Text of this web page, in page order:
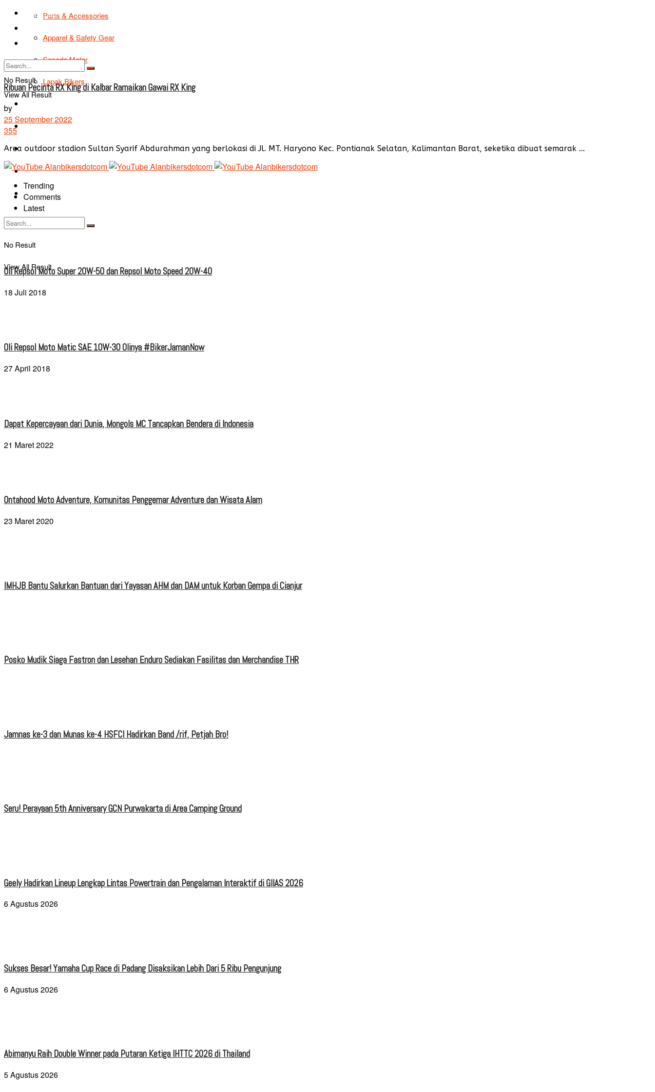
Parts & Accessories
Apparel & Safety Gear
Sepeda Motor
Lapak Bikers
Road Safety
TIPS & TRIK
Bikers Cars
Tentang Kami
No Result
View All Result
TIPS & TRIK
Tentang Kami
No Result
View All Result
Ribuan Pecinta RX King di Kalbar Ramaikan Gawai RX King
by
25 September 2022
355
Area outdoor stadion Sultan Syarif Abdurahman yang berlokasi di Jl. MT. Haryono Kec. Pontianak Selatan, Kalimantan Barat, seketika dibuat semarak ...
Trending
Comments
Latest
Oli Repsol Moto Super 20W-50 dan Repsol Moto Speed 20W-40
18 Juli 2018
Oli Repsol Moto Matic SAE 10W-30 Olinya #BikerJamanNow
27 April 2018
Dapat Kepercayaan dari Dunia, Mongols MC Tancapkan Bendera di Indonesia
21 Maret 2022
Ontahood Moto Adventure, Komunitas Penggemar Adventure dan Wisata Alam
23 Maret 2020
IMHJB Bantu Salurkan Bantuan dari Yayasan AHM dan DAM untuk Korban Gempa di Cianjur
Posko Mudik Siaga Fastron dan Lesehan Enduro Sediakan Fasilitas dan Merchandise THR
Jamnas ke-3 dan Munas ke-4 HSFCI Hadirkan Band /rif, Petjah Bro!
Seru! Perayaan 5th Anniversary GCN Purwakarta di Area Camping Ground
Geely Hadirkan Lineup Lengkap Lintas Powertrain dan Pengalaman Interaktif di GIIAS 2026
6 Agustus 2026
Sukses Besar! Yamaha Cup Race di Padang Disaksikan Lebih Dari 5 Ribu Pengunjung
6 Agustus 2026
Abimanyu Raih Double Winner pada Putaran Ketiga IHTTC 2026 di Thailand
5 Agustus 2026